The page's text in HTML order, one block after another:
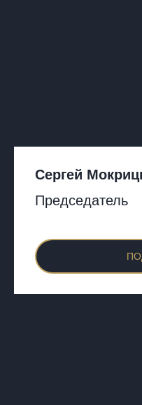
Сергей
Председатель